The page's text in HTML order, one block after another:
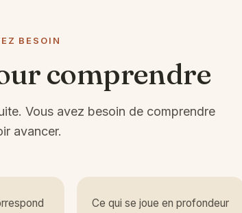
BESOIN
comprendre
Vous avez besoin de comprendre
avancer.
Ce qui se joue en profondeur